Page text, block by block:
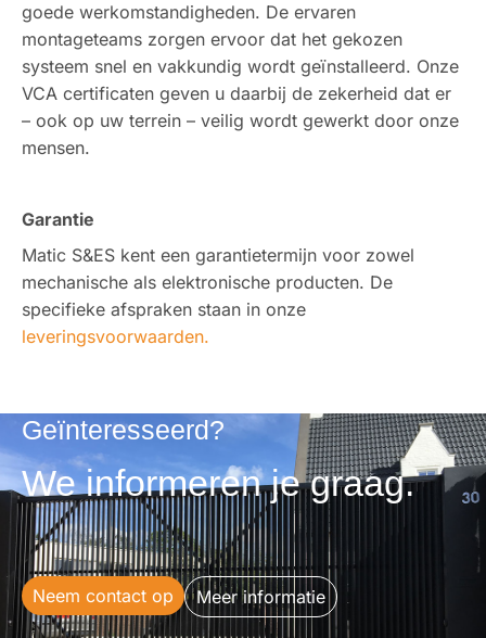
goede werkomstandigheden. De ervaren
montageteams zorgen ervoor dat het gekozen
systeem snel en vakkundig wordt geïnstalleerd. Onze
VCA certificaten geven u daarbij de zekerheid dat er
– ook op uw terrein – veilig wordt gewerkt door onze
mensen.
Garantie
Matic S&ES kent een garantietermijn voor zowel
mechanische als elektronische producten. De
specifieke afspraken staan in onze
leveringsvoorwaarden.
Geïnteresseerd?
We informeren je graag.
Neem contact op Meer informatie